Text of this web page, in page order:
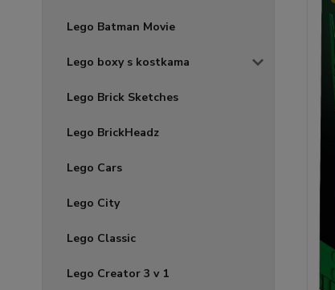
Lego Batman Movie
Lego boxy s kostkama
Lego Brick Sketches
Lego BrickHeadz
Lego Cars
Lego City
Lego Classic
Lego Creator 3 v 1